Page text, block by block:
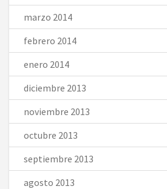
marzo 2014
febrero 2014
enero 2014
diciembre 2013
noviembre 2013
octubre 2013
septiembre 2013
agosto 2013